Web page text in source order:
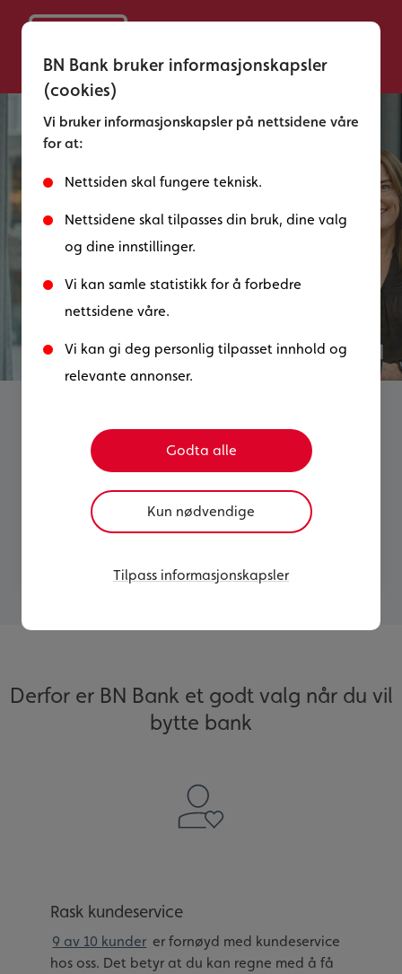
BN Bank bruker informasjonskapsler
(cookies)
Vi bruker informasjonskapsler på nettsidene våre
for at:
Nettsiden skal fungere teknisk.
Nettsidene skal tilpasses din bruk, dine valg
og dine innstillinger.
Vi kan samle statistikk for å forbedre
nettsidene våre.
Vi kan gi deg personlig tilpasset innhold og
relevante annonser.
Godta alle
Kun nødvendige
Tilpass informasjonskapsler
Å bytte bank er enklere
enn mange tror
personlig hjelp, raske svar og et bankbytte
som er enkelt og effektivt.
Bli kunde her
Derfor er BN Bank et godt valg når du vil
bytte bank
Rask kundeservice
9 av 10 kunder er fornøyd med kundeservice
hos oss. Det betyr at du kan regne med å få